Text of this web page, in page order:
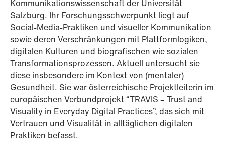
Kommunikationswissenschaft der Universität
Salzburg. Ihr Forschungsschwerpunkt liegt auf
Social-Media-Praktiken und visueller Kommunikation
sowie deren Verschränkungen mit Plattformlogiken,
digitalen Kulturen und biografischen wie sozialen
Transformationsprozessen. Aktuell untersucht sie
diese insbesondere im Kontext von (mentaler)
Gesundheit. Sie war österreichische Projektleiterin im
europäischen Verbundprojekt “TRAVIS – Trust and
Visuality in Everyday Digital Practices”, das sich mit
Vertrauen und Visualität in alltäglichen digitalen
Praktiken befasst.